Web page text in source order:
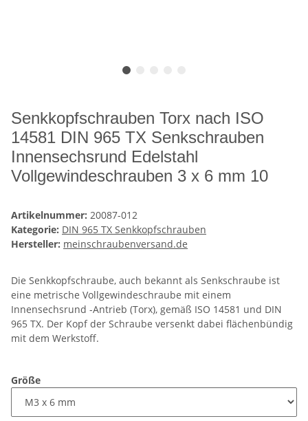
Senkkopfschrauben Torx nach ISO
14581 DIN 965 TX Senkschrauben
Innensechsrund Edelstahl
Vollgewindeschrauben 3 x 6 mm 10
Artikelnummer: 20087-012
Kategorie: DIN 965 TX Senkkopfschrauben
Hersteller: meinschraubenversand.de
Die Senkkopfschraube, auch bekannt als Senkschraube ist
eine metrische Vollgewindeschraube mit einem
Innensechsrund -Antrieb (Torx), gemäß ISO 14581 und DIN
965 TX. Der Kopf der Schraube versenkt dabei flächenbündig
mit dem Werkstoff.
Größe